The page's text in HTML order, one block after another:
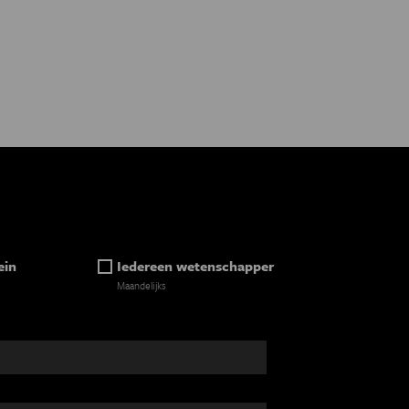
Iedereen wetenschapper
Maandelijks